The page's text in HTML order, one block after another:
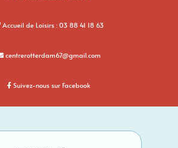
Accueil de Loisirs : 03 88 41 18 63
centrerotterdam67@gmail.com
Suivez-nous sur Facebook